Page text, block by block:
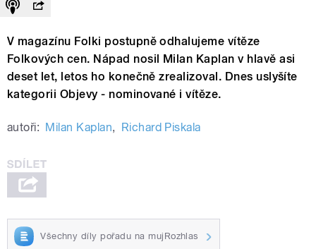
V magazínu Folki postupně odhalujeme vítěze
Folkových cen. Nápad nosil Milan Kaplan v hlavě asi
deset let, letos ho konečně zrealizoval. Dnes uslyšíte
kategorii Objevy - nominované i vítěze.
autoři: Milan Kaplan, Richard Piskala
Všechny díly pořadu na mujRozhlas